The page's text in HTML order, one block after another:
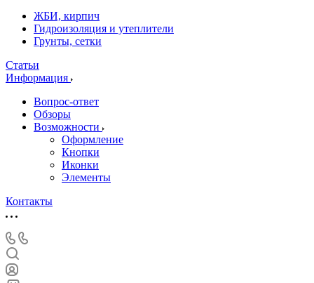
ЖБИ, кирпич
Гидроизоляция и утеплители
Грунты, сетки
Статьи
Информация
Вопрос-ответ
Обзоры
Возможности
Оформление
Кнопки
Иконки
Элементы
Контакты